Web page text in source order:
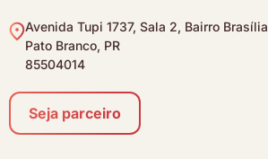
Avenida Tupi 1737, Sala 2, Bairro Brasília
Pato Branco, PR
85504014
Seja parceiro